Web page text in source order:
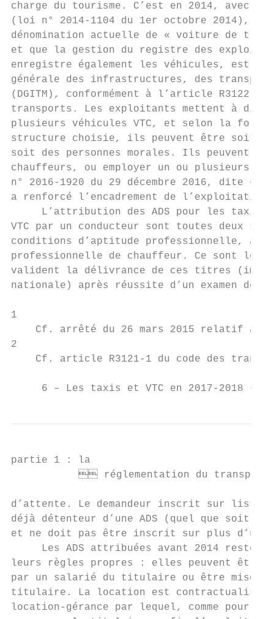
charge du tourisme. C’est en 2014, avec
(loi n° 2014-1104 du 1er octobre 2014),
dénomination actuelle de « voiture de
et que la gestion du registre des
enregistre également les véhicules,
générale des infrastructures, des
(DGITM), conformément à l’article
transports. Les exploitants mettent à
plusieurs véhicules VTC, et selon la
structure choisie, ils peuvent être soit
soit des personnes morales. Ils peuvent
chauffeurs, ou employer un ou
n° 2016-1920 du 29 décembre 2016,
a renforcé l’encadrement de
L’attribution des ADS pour les taxis
VTC par un conducteur sont toutes
conditions d’aptitude professionnelle,
professionnelle de chauffeur. Ce
valident la délivrance de ces titres
nationale) après réussite d’un
1
Cf. arrêté du 26 mars 2015 relatif
2
Cf. article R3121-1 du code des
6 – Les taxis et VTC en 2017-2018 –
partie 1 : la
 réglementation du transport
d’attente. Le demandeur inscrit sur
déjà détenteur d’une ADS (quel que
et ne doit pas être inscrit sur plus
Les ADS attribuées avant 2014
leurs règles propres : elles peuvent
par un salarié du titulaire ou être
titulaire. La location est
location-gérance par lequel, comme